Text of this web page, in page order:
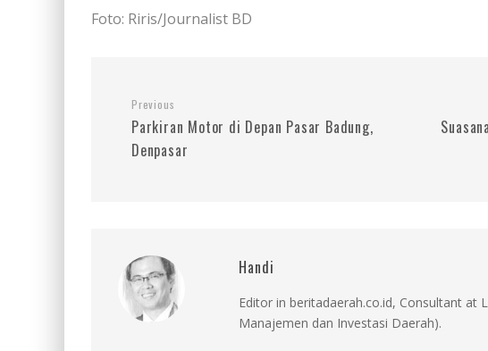
Foto: Riris/Journalist BD
Previous
Parkiran Motor di Depan Pasar Badung,
Denpasar
Handi
Editor in beritadaerah.co.id, Consultant at
Manajemen dan Investasi Daerah).